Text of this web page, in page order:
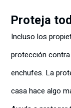
Proteja
Incluso los
protección
enchufes. La
casa hace algo